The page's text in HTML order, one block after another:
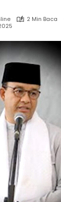
2 Min Baca